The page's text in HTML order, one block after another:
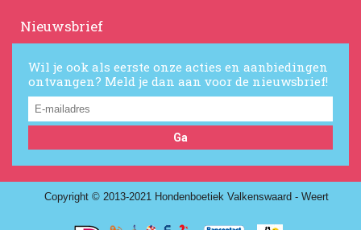
Nieuwsbrief
Wil je ook als eerste onze acties en aanbiedingen
ontvangen? Meld je dan aan voor de nieuwsbrief!
Ga
Copyright © 2013-2021 Hondenboetiek Valkenswaard - Weert